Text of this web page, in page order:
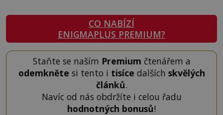
CO NABÍZÍ
ENIGMAPLUS PREMIUM?
Staňte se naším Premium čtenářem a
odemkněte si tento i tisíce dalších skvělých
článků.
Navíc od nás obdržíte i celou řadu
hodnotných bonusů!